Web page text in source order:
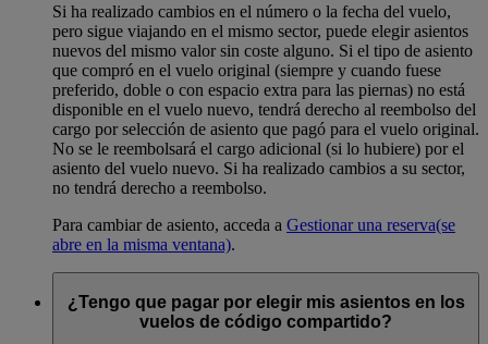
Si ha realizado cambios en el número o la fecha del vuelo,
pero sigue viajando en el mismo sector, puede elegir asientos
nuevos del mismo valor sin coste alguno. Si el tipo de asiento
que compró en el vuelo original (siempre y cuando fuese
preferido, doble o con espacio extra para las piernas) no está
disponible en el vuelo nuevo, tendrá derecho al reembolso del
cargo por selección de asiento que pagó para el vuelo original.
No se le reembolsará el cargo adicional (si lo hubiere) por el
asiento del vuelo nuevo. Si ha realizado cambios a su sector,
no tendrá derecho a reembolso.
Para cambiar de asiento, acceda a Gestionar una reserva(se
abre en la misma ventana).
¿Tengo que pagar por elegir mis asientos en los
vuelos de código compartido?